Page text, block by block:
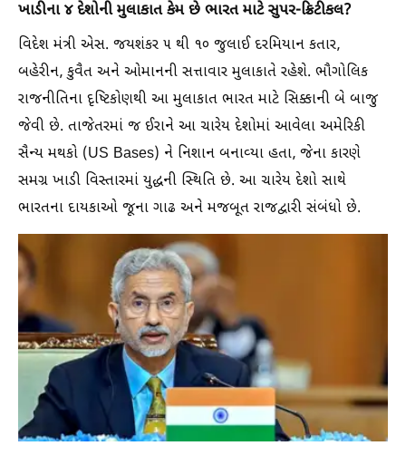
ખાડીના ૪ દેશોની મુલાકાત કેમ છે ભારત માટે સુપર-ક્રિટીકલ?
વિદેશ મંત્રી એસ. જયશંકર ૫ થી ૧૦ જુલાઈ દરમિયાન કતાર,
બહેરીન, કુવૈત અને ઓમાનની સત્તાવાર મુલાકાતે રહેશે. ભૌગોલિક
રાજનીતિના દૃષ્ટિકોણથી આ મુલાકાત ભારત માટે સિક્કાની બે બાજુ
જેવી છે. તાજેતરમાં જ ઈરાને આ ચારેય દેશોમાં આવેલા અમેરિકી
સૈન્ય મથકો (US Bases) ને નિશાન બનાવ્યા હતા, જેના કારણે
સમગ્ર ખાડી વિસ્તારમાં યુદ્ધની સ્થિતિ છે. આ ચારેય દેશો સાથે
ભારતના દાયકાઓ જૂના ગાઢ અને મજબૂત રાજદ્વારી સંબંધો છે.